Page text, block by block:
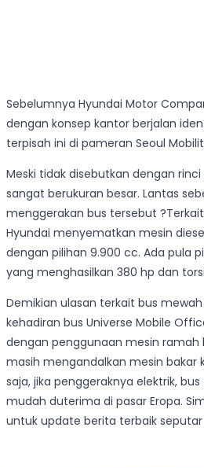
Sebelumnya Hyundai Motor
dengan konsep kantor berjalan
terpisah ini di pameran Seoul
Meski tidak disebutkan dengan
sangat berukuran besar. Lantas
menggerakan bus tersebut
Hyundai menyematkan mesin
dengan pilihan 9.900 cc. Ada pula
yang menghasilkan 380 hp dan torsi
Demikian ulasan terkait bus
kehadiran bus Universe Mobile
dengan penggunaan mesin ramah
masih mengandalkan mesin bakar
saja, jika penggeraknya elektrik,
mudah duterima di pasar Eropa.
untuk update berita terbaik